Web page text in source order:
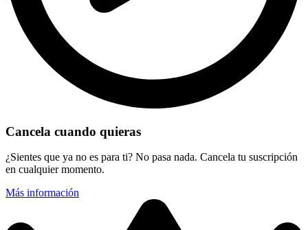
Cancela cuando quieras
¿Sientes que ya no es para ti? No pasa nada. Cancela tu suscripción
en cualquier momento.
Más información